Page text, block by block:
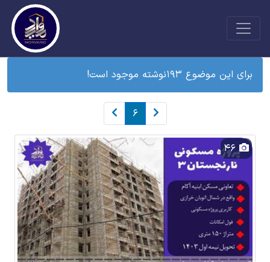
برای این موضوع 193نوشته موجود است!
6
46